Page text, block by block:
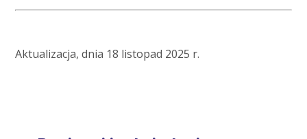
Aktualizacja, dnia 18 listopad 2025 r.